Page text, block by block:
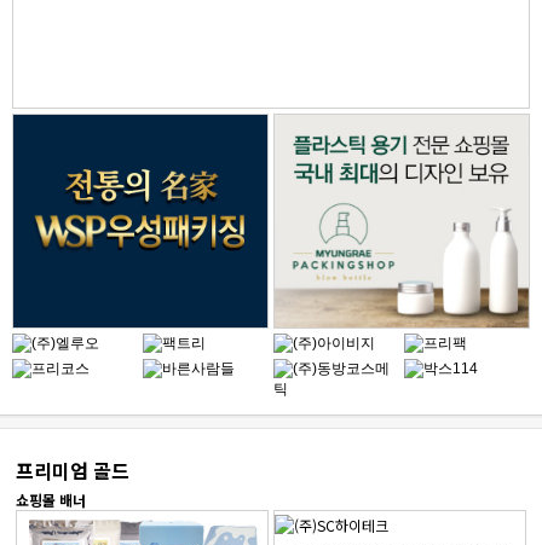
프리미엄 골드
쇼핑몰 배너